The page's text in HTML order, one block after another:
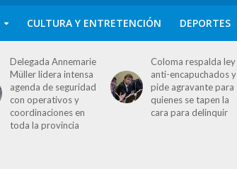
CULTURA Y ENTRETENCIÓN DEPORTES
Delegada Annemarie
Müller lidera intensa
agenda de seguridad
con operativos y
coordinaciones en
toda la provincia
Coloma respalda ley
anti-encapuchados y
pide agravante para
quienes se tapen la
cara para delinquir